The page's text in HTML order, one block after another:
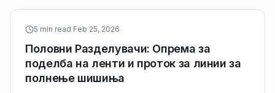
5 min read·Feb 25, 2026
Половни Разделувачи: Опрема за
поделба на ленти и проток за линии за
полнење шишиња